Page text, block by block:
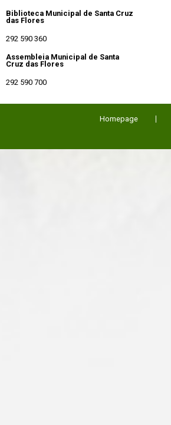
Biblioteca Municipal de Santa Cruz
das Flores
292 590 360
Assembleia Municipal de Santa
Cruz das Flores
292 590 700
Homepage